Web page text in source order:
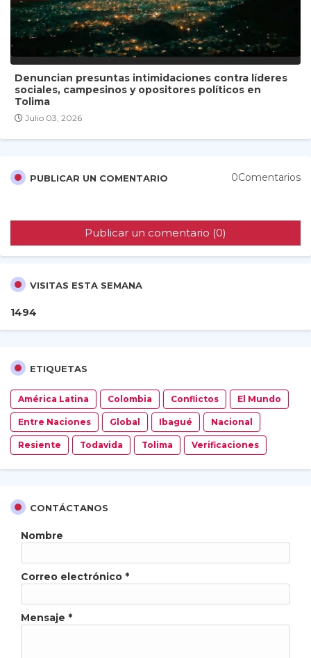
Denuncian presuntas intimidaciones contra líderes
sociales, campesinos y opositores políticos en
Tolima
Julio 03, 2026
PUBLICAR UN COMENTARIO 0Comentarios
Publicar un comentario (0)
VISITAS ESTA SEMANA
1494
ETIQUETAS
América Latina Colombia Conflictos El Mundo
Entre Naciones Global Ibagué Nacional
Resiente Todavida Tolima Verificaciones
CONTÁCTANOS
Nombre
Correo electrónico *
Mensaje *